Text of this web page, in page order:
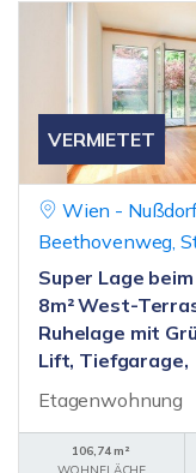
VERMIETET
Wien -
Beethovenweg,
Super Lage
8m² West-
Ruhelage mit
Lift, Tiefgarage,
Etagenwohnung
106,74 m²